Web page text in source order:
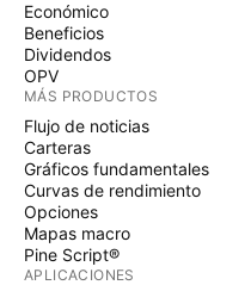
Económico
Beneficios
Dividendos
OPV
MÁS PRODUCTOS
Flujo de noticias
Carteras
Gráficos fundamentales
Curvas de rendimiento
Opciones
Mapas macro
Pine Script®
APLICACIONES